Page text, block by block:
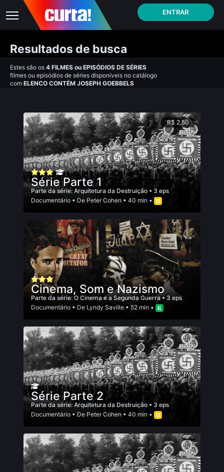
ENTRAR
Resultados de busca
Estes são os 4 FILMES ou EPISÓDIOS DE SÉRIES
filmes ou episódios de séries disponíveis no catálogo
com ELENCO CONTÉM JOSEPH GOEBBELS
R$ 2,50
Série Parte 1
Parte da série: Arquitetura da Destruição • 3 eps
Documentário • De Peter Cohen • 40 min •
Cinema, Som e Nazismo
Parte da série: O Cinema e a Segunda Guerra• 3 eps
Documentário • De Lyndy Saville • 52 min •
Série Parte 2
Parte da série: Arquitetura da Destruição • 3 eps
Documentário • De Peter Cohen • 40 min •